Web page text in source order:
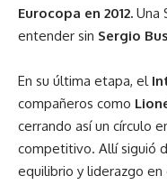
Eurocopa en 2012. Una
entender sin Sergio
En su última etapa, el
compañeros como
cerrando así un círculo
competitivo. Allí siguió
equilibrio y liderazgo